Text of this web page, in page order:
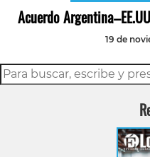
Acuerdo
19 de